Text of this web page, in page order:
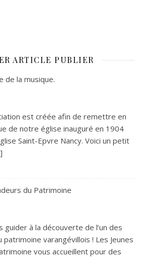
ARTICLE PUBLIER
de la musique.
est créée afin de remettre en
de notre église inauguré en 1904
Saint-Epvre Nancy. Voici un petit
du Patrimoine
à la découverte de l’un des
patrimoine varangévillois ! Les Jeunes
vous accueillent pour des